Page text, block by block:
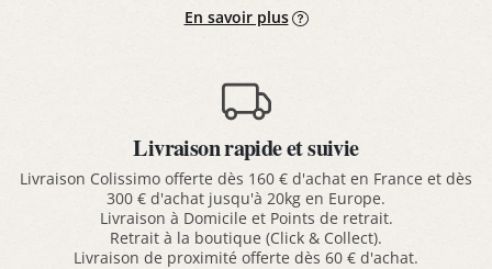
En savoir plus
Livraison rapide et suivie
Livraison Colissimo offerte dès 160 € d'achat en France et dès
300 € d'achat jusqu'à 20kg en Europe.
Livraison à Domicile et Points de retrait.
Retrait à la boutique (Click & Collect).
Livraison de proximité offerte dès 60 € d'achat.